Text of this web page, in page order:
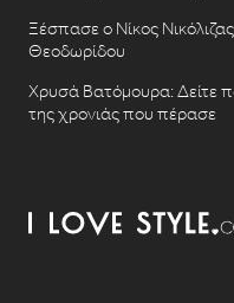
Ξέσπασε ο Νίκος
Θεοδωρίδου
Χρυσά Βατόμουρα: Δείτε
της χρονιάς που πέρασε